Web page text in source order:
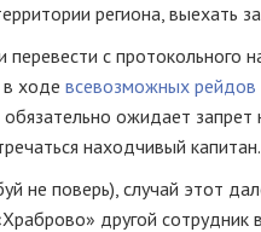
региона, выехать
перевести с протокольного
в ходе всевозможных рейдов
ожидает
находчивый капитан.
не поверь), случай этот
другой сотрудник